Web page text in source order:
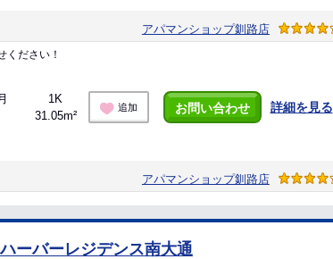
アパマンショップ釧路店
ください！
1K
31.05m²
追加 お問い合わせ 詳細を見る
アパマンショップ釧路店
ハーバーレジデンス南大通